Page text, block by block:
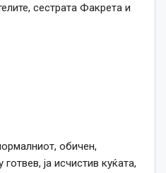
сестрата Факрета и
обичен,
ја исчистив куќата,